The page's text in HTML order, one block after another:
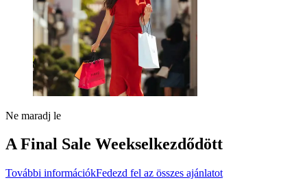
Ne maradj le
A Final Sale Weekselkezdődött
További információkFedezd fel az összes ajánlatot